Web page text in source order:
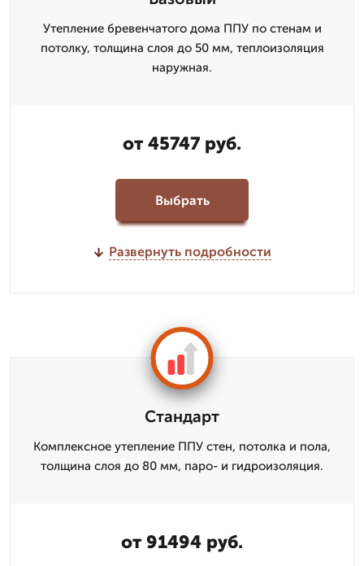
Утепление бревенчатого дома ППУ по стенам и
потолку, толщина слоя до 50 мм, теплоизоляция
наружная.
от 45747 руб.
Выбрать
Развернуть подробности
Стандарт
Комплексное утепление ППУ стен, потолка и пола,
толщина слоя до 80 мм, паро- и гидроизоляция.
от 91494 руб.